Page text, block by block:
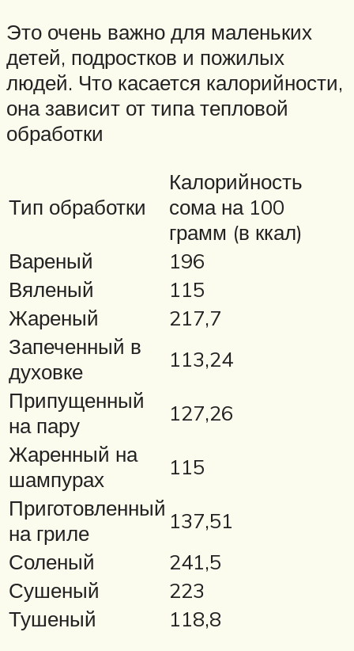
Это очень важно для маленьких
детей, подростков и пожилых
людей. Что касается калорийности,
она зависит от типа тепловой
обработки
Тип обработки
Калорийность
сома на 100
грамм (в ккал)
Вареный
196
Вяленый
115
Жареный
217,7
Запеченный в
духовке
113,24
Припущенный
на пару
127,26
Жаренный на
шампурах
115
Приготовленный
на гриле
137,51
Соленый
241,5
Сушеный
223
Тушеный
118,8